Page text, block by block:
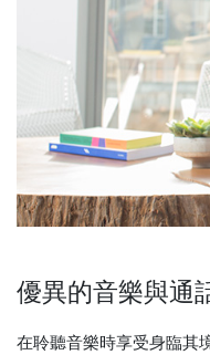
優異的音樂與通
在聆聽音樂時享受身臨其